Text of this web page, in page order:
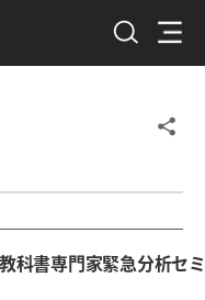
科書専門家緊急分析セ